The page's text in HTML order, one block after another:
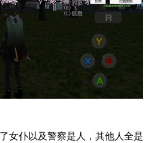
女仆以及警察是人，其他人全是